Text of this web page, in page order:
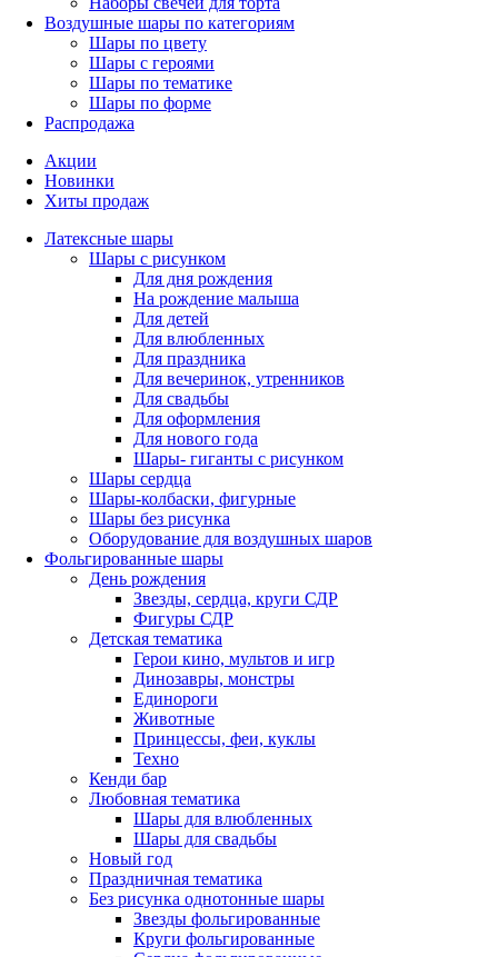
Воздушные шары по категориям
Шары по цвету
Шары с героями
Шары по тематике
Шары по форме
Распродажа
Акции
Новинки
Хиты продаж
Латексные шары
Шары с рисунком
Для дня рождения
На рождение малыша
Для детей
Для влюбленных
Для праздника
Для вечеринок, утренников
Для свадьбы
Для оформления
Для нового года
Шары- гиганты с рисунком
Шары сердца
Шары-колбаски, фигурные
Шары без рисунка
Оборудование для воздушных шаров
Фольгированные шары
День рождения
Звезды, сердца, круги СДР
Фигуры СДР
Детская тематика
Герои кино, мультов и игр
Динозавры, монстры
Единороги
Животные
Принцессы, феи, куклы
Техно
Кенди бар
Любовная тематика
Шары для влюбленных
Шары для свадьбы
Новый год
Праздничная тематика
Без рисунка однотонные шары
Звезды фольгированные
Круги фольгированные